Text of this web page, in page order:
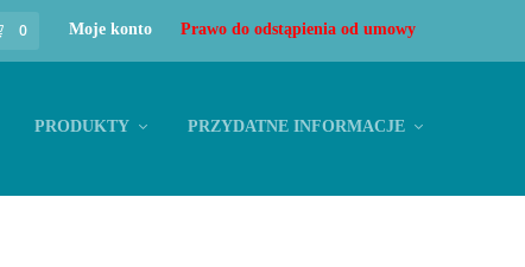
0 Moje konto Prawo do odstąpienia od umowy
PRODUKTY PRZYDATNE INFORMACJE